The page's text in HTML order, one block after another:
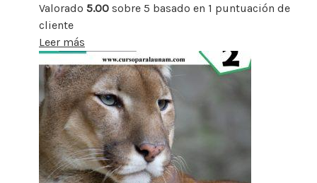
Valorado 5.00 sobre 5 basado en 1 puntuación de
cliente
Leer más